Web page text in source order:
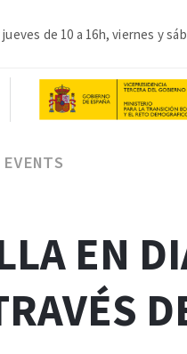
jueves de 10 a 16h, viernes y
EN